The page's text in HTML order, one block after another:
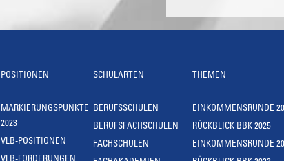
POSITIONEN
MARKIERUNGSPUNKTE
2023
VLB-POSITIONEN
SCHULARTEN
BERUFSSCHULEN
BERUFSFACHSCHULEN
FACHSCHULEN
THEMEN
EINKOMMENSRUNDE
RÜCKBLICK BBK 2025
EINKOMMENSRUNDE